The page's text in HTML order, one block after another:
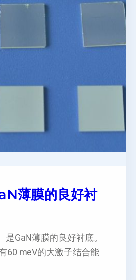
薄膜的良好衬
是GaN薄膜的良好衬底。
60 meV的大激子结合能